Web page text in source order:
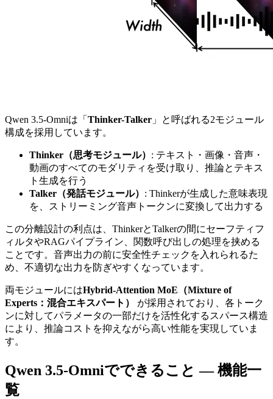
Qwen 3.5-Omniは「 Thinker-Talker 」と呼ばれる2モジュール
構成を採用しています。
Thinker（思考モジュール） : テキスト・画像・音声・
動画のすべてのモダリティを受け取り、推論とテキス
ト生成を行う
Talker（発話モジュール） : Thinkerが生成した意味表現
を、ストリーミング音声トークンに変換して出力する
この分離設計の利点は、ThinkerとTalkerの間にセーフティフ
ィルタやRAGパイプライン、関数呼び出しの処理を挟める
ことです。音声出力の前に安全性チェックを入れられるた
め、不適切な出力を防ぎやすくなっています。
両モジュールにはHybrid-Attention MoE（Mixture of
Experts：混合エキスパート）
が採用されており、各トーク
ンに対してパラメータの一部だけを活性化するスパース構造
により、推論コストを抑えながら高い性能を実現していま
す。
Qwen 3.5-Omniでできること — 機能一
覧